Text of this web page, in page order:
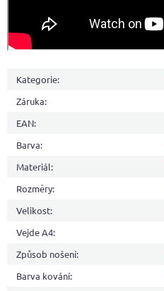
Kategorie:
Záruka:
EAN:
Barva:
Materiál:
Rozměry:
Velikost:
Vejde A4:
Způsob nošení:
Barva kování: